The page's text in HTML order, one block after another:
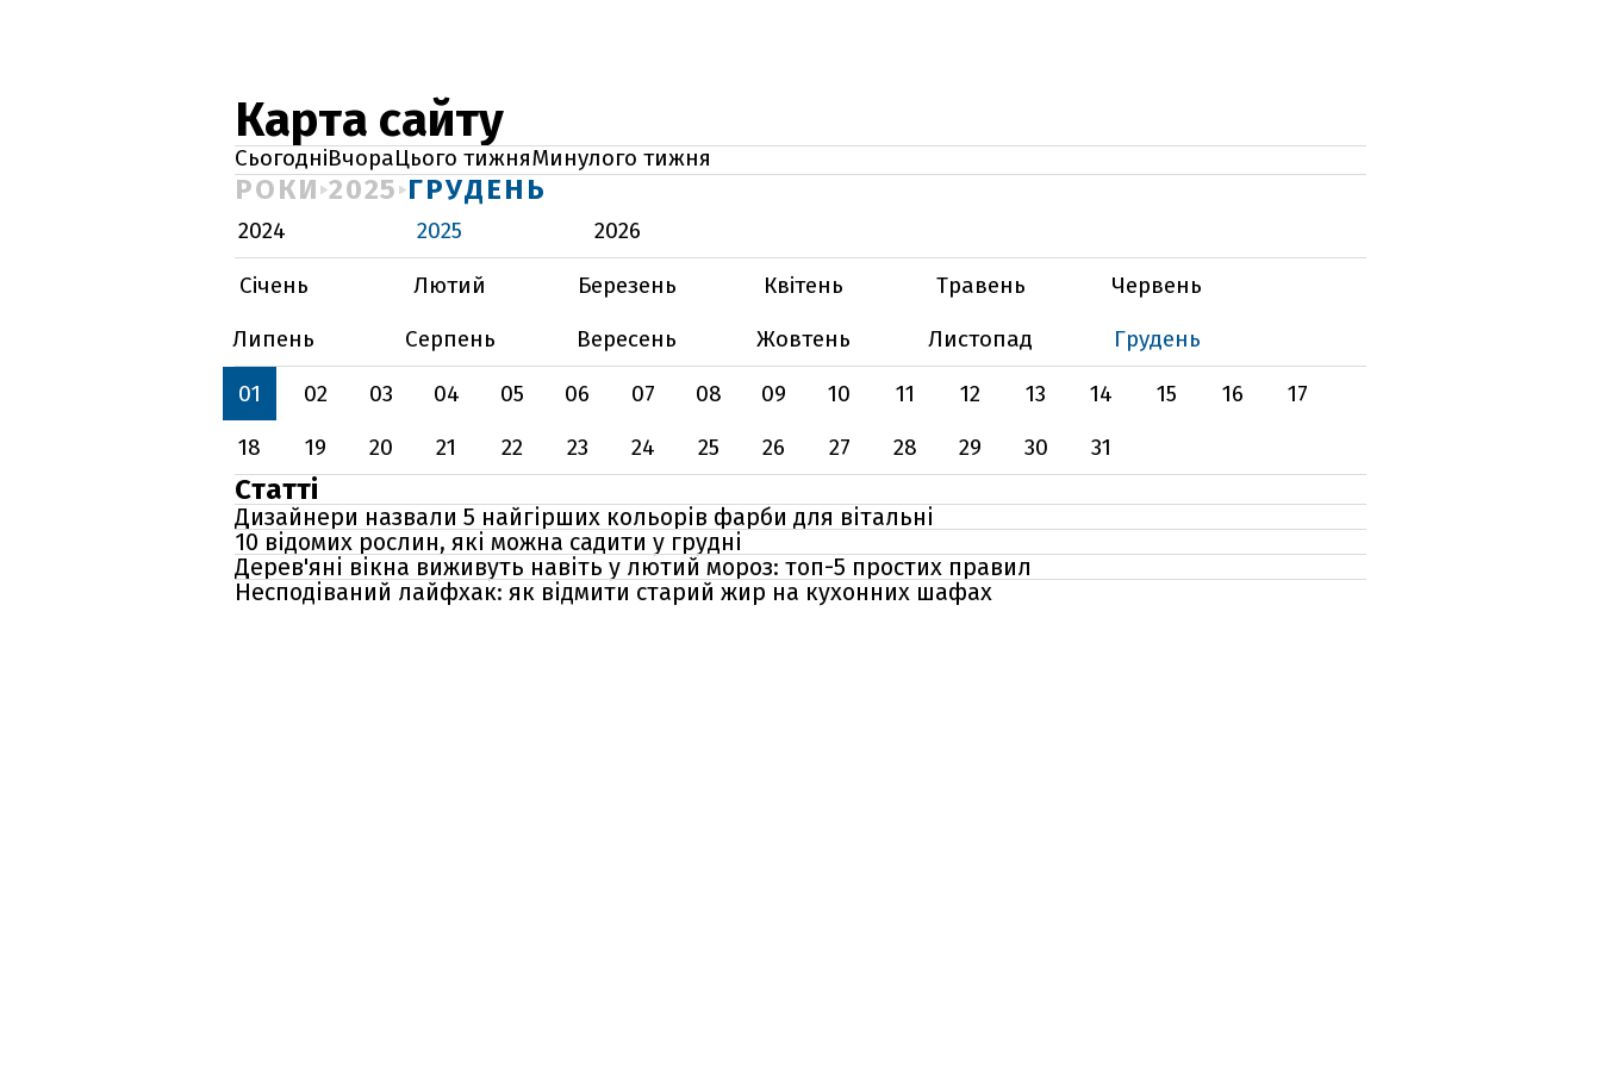
Карта сайту
СьогодніВчораЦього тижняМинулого тижня
РОКИ 2025 ГРУДЕНЬ
2024 2025
2026
Січень
Лютий Березень Квітень Травень
Червень
Липень
Серпень Вересень Жовтень Листопад
Грудень
01
02 03 04 05 06 07 08 09 10 11 12 13 14 15 16
17
18
19 20 21 22 23 24 25 26 27 28 29 30 31
Статті
Дизайнери назвали 5 найгірших кольорів фарби для вітальні
10 відомих рослин, які можна садити у грудні
Дерев'яні вікна виживуть навіть у лютий мороз: топ-5 простих правил
Несподіваний лайфхак: як відмити старий жир на кухонних шафах